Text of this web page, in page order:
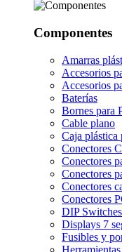
Componentes
Amarras
Accesorios
Accesorios
Baterías
Bornes para
Cable plano
Caja plástica
Conectores
Conectores
Conectores
Conectores
Conectores
DIP Switches
Displays 7
Fusibles y